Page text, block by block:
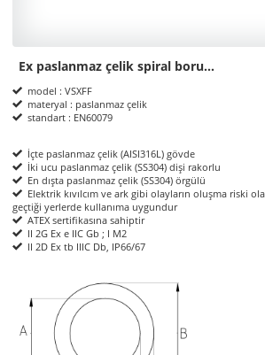
Product Informations
Ex paslanmaz çelik spiral boru…
model : VSXFF
materyal : paslanmaz çelik
standart : EN60079
İçte paslanmaz çelik (AISI316L) gövde
İki ucu paslanmaz çelik (SS304) dişi rakorlu
En dışta paslanmaz çelik (SS304) örgülü
Elektrik kıvılcım ve ark gibi olayların oluşma riski
geçtiği yerlerde kullanıma uygundur
ATEX sertifikasına sahiptir
II 2G Ex e IIC Gb ; I M2
II 2D Ex tb IIIC Db, IP66/67